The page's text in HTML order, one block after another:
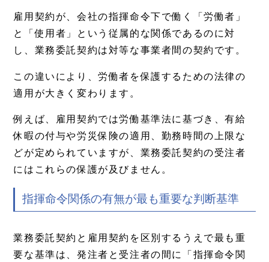
雇用契約が、会社の指揮命令下で働く「労働者」
と「使用者」という従属的な関係であるのに対
し、業務委託契約は対等な事業者間の契約です。
この違いにより、労働者を保護するための法律の
適用が大きく変わります。
例えば、雇用契約では労働基準法に基づき、有給
休暇の付与や労災保険の適用、勤務時間の上限な
どが定められていますが、業務委託契約の受注者
にはこれらの保護が及びません。
指揮命令関係の有無が最も重要な判断基準
業務委託契約と雇用契約を区別するうえで最も重
要な基準は、発注者と受注者の間に「指揮命令関